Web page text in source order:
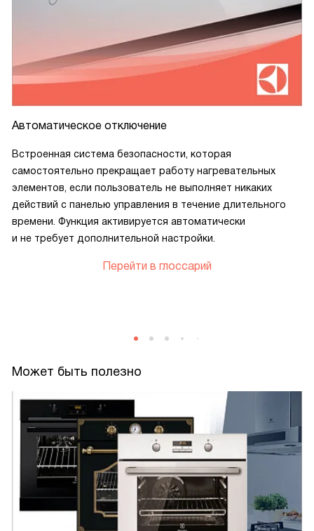
Автоматическое отключение
Встроенная система безопасности, которая
самостоятельно прекращает работу нагревательных
элементов, если пользователь не выполняет никаких
действий с панелью управления в течение длительного
времени. Функция активируется автоматически
и не требует дополнительной настройки.
Перейти в глоссарий
Может быть полезно